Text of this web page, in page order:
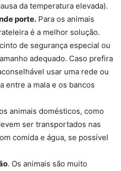
da temperatura elevada).
porte. Para os animais
é a melhor solução.
de segurança especial ou
adequado. Caso prefira
usar uma rede ou
entre a mala e os bancos
animais domésticos, como
ser transportados nas
comida e água, se possível
. Os animais são muito